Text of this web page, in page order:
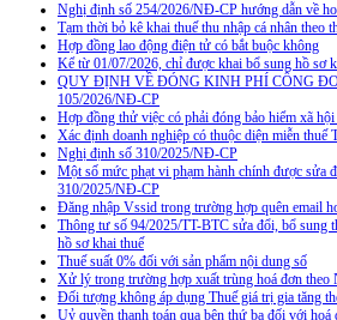
Nghị định số 254/2026/NĐ-CP hướng dẫn về
Tạm thời bỏ kê khai thuế thu nhập cá nhân theo
Hợp đồng lao động điện tử có bắt buộc không
Kể từ 01/07/2026, chỉ được khai bổ sung hồ sơ
QUY ĐỊNH VỀ ĐÓNG KINH PHÍ CÔNG
105/2026/NĐ-CP
Hợp đồng thử việc có phải đóng bảo hiểm xã
Xác định doanh nghiệp có thuộc diện miễn
Nghị định số 310/2025/NĐ-CP
Một số mức phạt vi phạm hành chính được sửa
310/2025/NĐ-CP
Đăng nhập Vssid trong trường hợp quên email
Thông tư số 94/2025/TT-BTC sửa đổi, bổ sung
hồ sơ khai thuế
Thuế suất 0% đối với sản phẩm nội dung số
Xử lý trong trường hợp xuất trùng hoá đơn
Đối tượng không áp dụng Thuế giá trị gia tăng
Uỷ quyền thanh toán qua bên thứ ba đối với